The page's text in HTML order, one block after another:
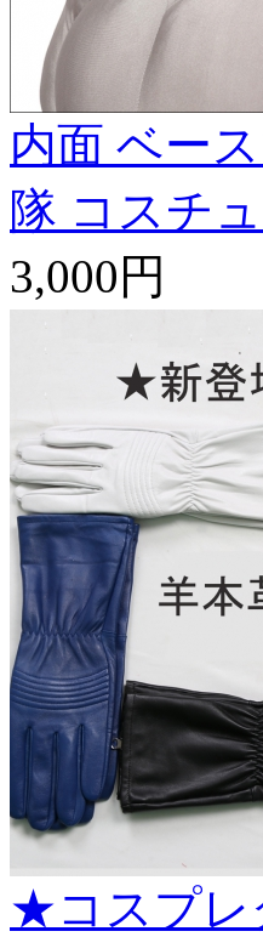
内面 ベー
隊 コスチ
3,000円
★コスプレ